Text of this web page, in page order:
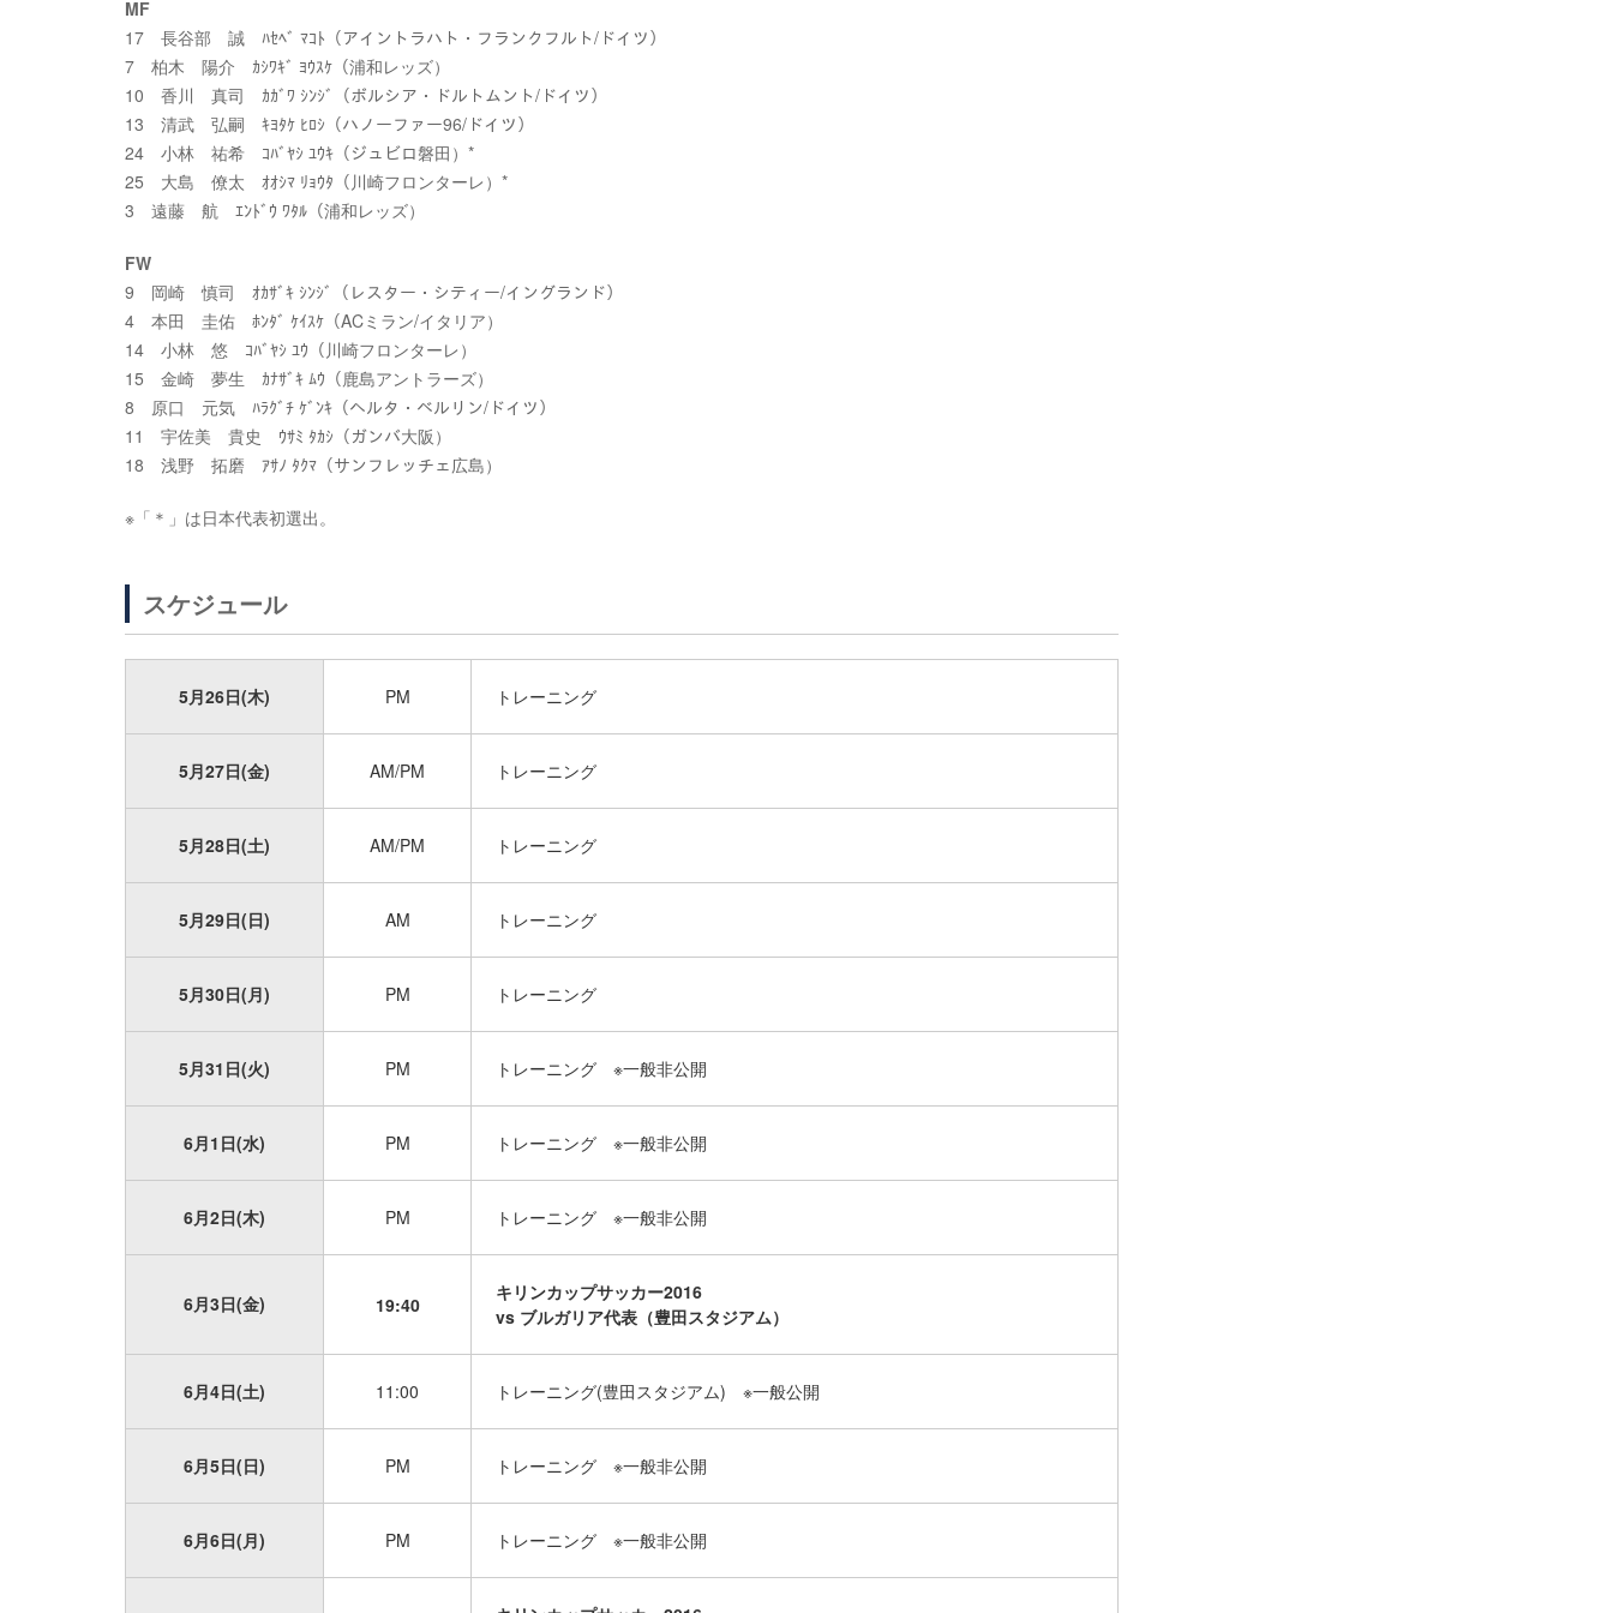
MF
17 長谷部 誠 ﾊｾﾍﾞ ﾏｺﾄ（アイントラハト・フランクフルト/ドイツ）
7 柏木 陽介 ｶｼﾜｷﾞ ﾖｳｽｹ（浦和レッズ）
10 香川 真司 ｶｶﾞﾜ ｼﾝｼﾞ（ボルシア・ドルトムント/ドイツ）
13 清武 弘嗣 ｷﾖﾀｹ ﾋﾛｼ（ハノーファー96/ドイツ）
24 小林 祐希 ｺﾊﾞﾔｼ ﾕｳｷ（ジュビロ磐田）*
25 大島 僚太 ｵｵｼﾏ ﾘｮｳﾀ（川崎フロンターレ）*
3 遠藤 航 ｴﾝﾄﾞｳ ﾜﾀﾙ（浦和レッズ）
FW
9 岡崎 慎司 ｵｶｻﾞｷ ｼﾝｼﾞ（レスター・シティー/イングランド）
4 本田 圭佑 ﾎﾝﾀﾞ ｹｲｽｹ（ACミラン/イタリア）
14 小林 悠 ｺﾊﾞﾔｼ ﾕｳ（川崎フロンターレ）
15 金崎 夢生 ｶﾅｻﾞｷ ﾑｳ（鹿島アントラーズ）
8 原口 元気 ﾊﾗｸﾞﾁ ｹﾞﾝｷ（ヘルタ・ベルリン/ドイツ）
11 宇佐美 貴史 ｳｻﾐ ﾀｶｼ（ガンバ大阪）
18 浅野 拓磨 ｱｻﾉ ﾀｸﾏ（サンフレッチェ広島）
※「＊」は日本代表初選出。
スケジュール
5月26日(木) PM トレーニング
5月27日(金) AM/PM トレーニング
5月28日(土) AM/PM トレーニング
5月29日(日) AM トレーニング
5月30日(月) PM トレーニング
5月31日(火) PM トレーニング ※一般非公開
6月1日(水) PM トレーニング ※一般非公開
6月2日(木) PM トレーニング ※一般非公開
6月3日(金) 19:40
キリンカップサッカー2016
vs ブルガリア代表（豊田スタジアム）
6月4日(土) 11:00 トレーニング(豊田スタジアム) ※一般公開
6月5日(日) PM トレーニング ※一般非公開
6月6日(月) PM トレーニング ※一般非公開